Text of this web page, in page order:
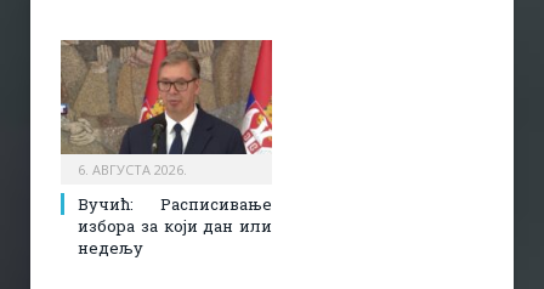
6. АВГУСТА 2026.
Вучић: Расписивање
избора за који дан или
недељу